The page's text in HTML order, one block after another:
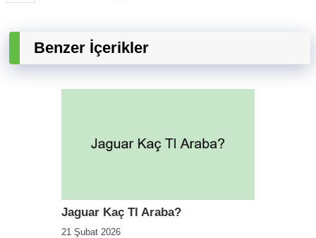
Benzer İçerikler
Jaguar Kaç Tl Araba?
21 Şubat 2026